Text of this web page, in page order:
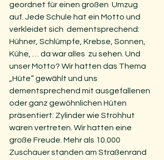
geordnet für einen großen  Umzug
auf. Jede Schule hat ein Motto und
verkleidet sich  dementsprechend:
Hühner, Schlümpfe, Krebse, Sonnen,
Kühe, … da war alles  zu sehen. Und
unser Motto? Wir hatten das Thema
„Hüte“ gewählt und uns
dementsprechend mit ausgefallenen
oder ganz gewöhnlichen Hüten
präsentiert: Zylinder wie Strohhut
waren vertreten. Wir hatten eine
große Freude. Mehr als 10.000
Zuschauer standen am Straßenrand